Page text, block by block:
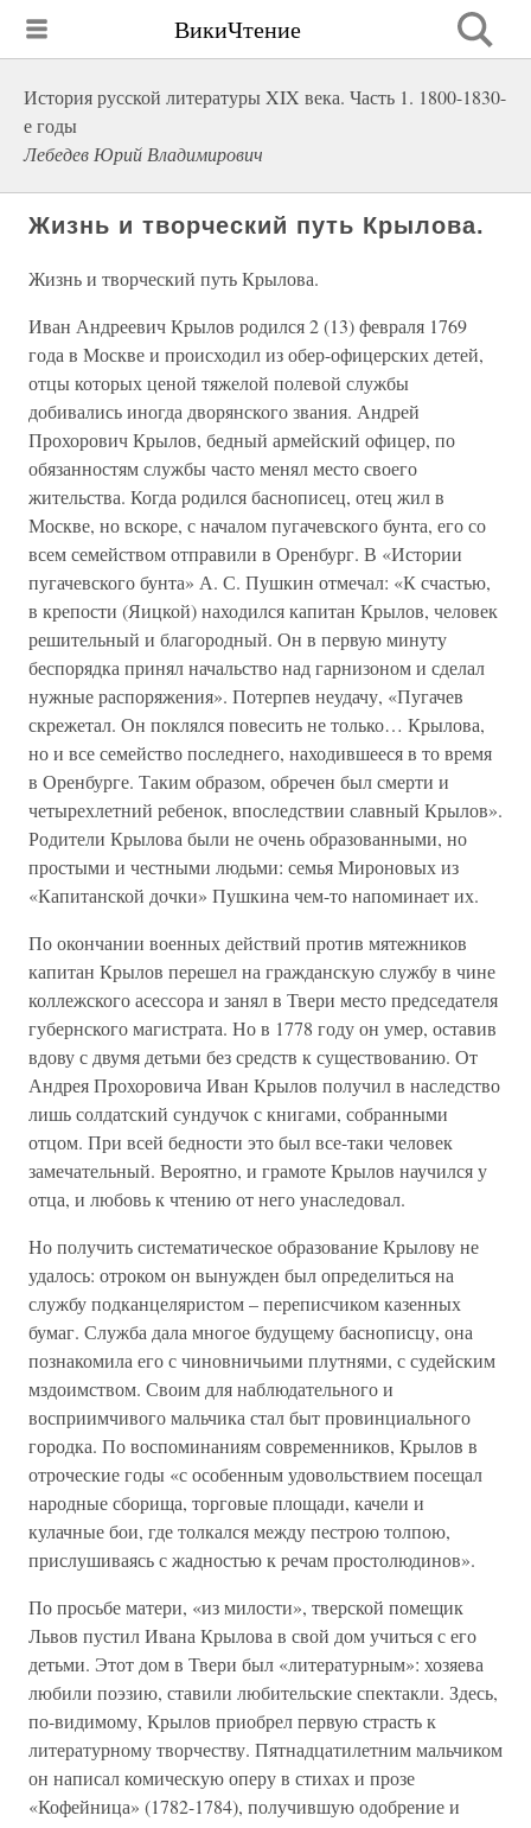
ВикиЧтение
История русской литературы XIX века. Часть 1. 1800-1830-
е годы
Лебедев Юрий Владимирович
Жизнь и творческий путь Крылова.
Жизнь и творческий путь Крылова.
Иван Андреевич Крылов родился 2 (13) февраля 1769
года в Москве и происходил из обер-офицерских детей,
отцы которых ценой тяжелой полевой службы
добивались иногда дворянского звания. Андрей
Прохорович Крылов, бедный армейский офицер, по
обязанностям службы часто менял место своего
жительства. Когда родился баснописец, отец жил в
Москве, но вскоре, с началом пугачевского бунта, его со
всем семейством отправили в Оренбург. В «Истории
пугачевского бунта» А. С. Пушкин отмечал: «К счастью,
в крепости (Яицкой) находился капитан Крылов, человек
решительный и благородный. Он в первую минуту
беспорядка принял начальство над гарнизоном и сделал
нужные распоряжения». Потерпев неудачу, «Пугачев
скрежетал. Он поклялся повесить не только… Крылова,
но и все семейство последнего, находившееся в то время
в Оренбурге. Таким образом, обречен был смерти и
четырехлетний ребенок, впоследствии славный Крылов».
Родители Крылова были не очень образованными, но
простыми и честными людьми: семья Мироновых из
«Капитанской дочки» Пушкина чем-то напоминает их.
По окончании военных действий против мятежников
капитан Крылов перешел на гражданскую службу в чине
коллежского асессора и занял в Твери место председателя
губернского магистрата. Но в 1778 году он умер, оставив
вдову с двумя детьми без средств к существованию. От
Андрея Прохоровича Иван Крылов получил в наследство
лишь солдатский сундучок с книгами, собранными
отцом. При всей бедности это был все-таки человек
замечательный. Вероятно, и грамоте Крылов научился у
отца, и любовь к чтению от него унаследовал.
Но получить систематическое образование Крылову не
удалось: отроком он вынужден был определиться на
службу подканцеляристом – переписчиком казенных
бумаг. Служба дала многое будущему баснописцу, она
познакомила его с чиновничьими плутнями, с судейским
мздоимством. Своим для наблюдательного и
восприимчивого мальчика стал быт провинциального
городка. По воспоминаниям современников, Крылов в
отроческие годы «с особенным удовольствием посещал
народные сборища, торговые площади, качели и
кулачные бои, где толкался между пестрою толпою,
прислушиваясь с жадностью к речам простолюдинов».
По просьбе матери, «из милости», тверской помещик
Львов пустил Ивана Крылова в свой дом учиться с его
детьми. Этот дом в Твери был «литературным»: хозяева
любили поэзию, ставили любительские спектакли. Здесь,
по-видимому, Крылов приобрел первую страсть к
литературному творчеству. Пятнадцатилетним мальчиком
он написал комическую оперу в стихах и прозе
«Кофейница» (1782-1784), получившую одобрение и